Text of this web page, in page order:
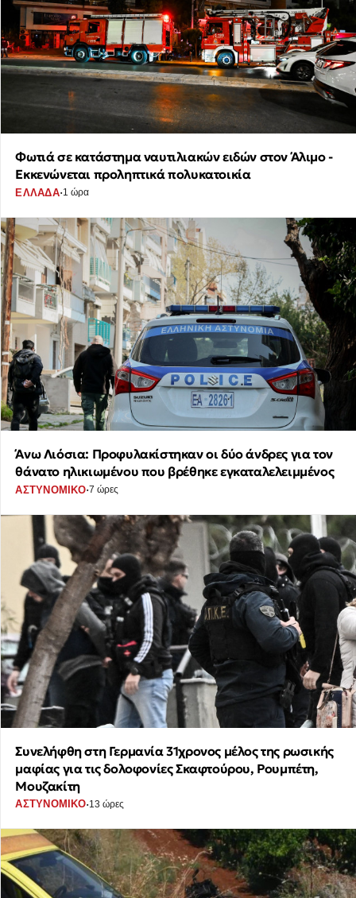
Φωτιά σε κατάστημα ναυτιλιακών ειδών στον Άλιμο -
Εκκενώνεται προληπτικά πολυκατοικία
ΕΛΛΑΔΑ·1 ώρα
Άνω Λιόσια: Προφυλακίστηκαν οι δύο άνδρες για τον
θάνατο ηλικιωμένου που βρέθηκε εγκαταλελειμμένος
ΑΣΤΥΝΟΜΙΚΟ·7 ώρες
Συνελήφθη στη Γερμανία 31χρονος μέλος της ρωσικής
μαφίας για τις δολοφονίες Σκαφτούρου, Ρουμπέτη,
Μουζακίτη
ΑΣΤΥΝΟΜΙΚΟ·13 ώρες